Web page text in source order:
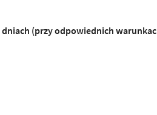
dniach (przy odpowiednich